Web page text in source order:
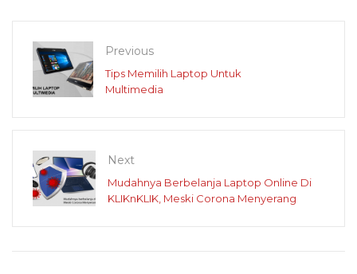
Previous
Tips Memilih Laptop Untuk
Multimedia
Next
Mudahnya Berbelanja Laptop Online Di
KLIKnKLIK, Meski Corona Menyerang